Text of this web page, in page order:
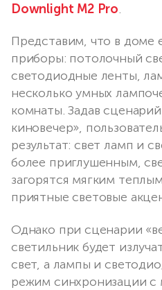
Downlight M2 Pro.
Представим, что в доме
приборы: потолочный
светодиодные ленты,
несколько умных
комнаты. Задав
киновечер»,
результат: свет ламп и
более приглушенным,
загорятся мягким
приятные световые
Однако при сценарии
светильник будет
свет, а лампы и
режим синхронизации с